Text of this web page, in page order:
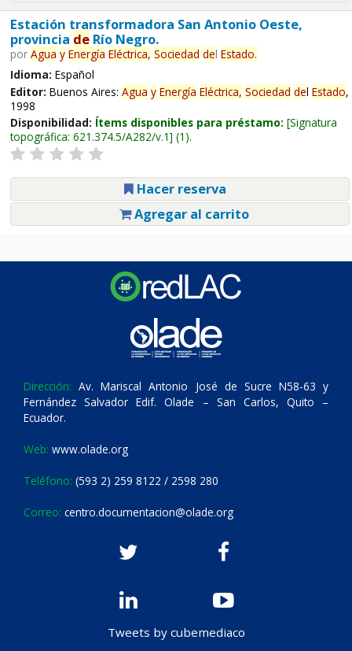
Estación transformadora San Antonio Oeste,
provincia deRío Negro.
por Agua y Energía Eléctrica, Sociedad del Estado.
Idioma: Español
Editor: Buenos Aires: Agua y Energía Eléctrica, Sociedad del Estado,
1998
Disponibilidad: Ítems disponibles para préstamo: Signatura
topográfica: 621.374.5/A282/v.1 (1).
Hacer reserva
Agregar al carrito
Dirección: Av. Mariscal Antonio José de Sucre N58-63 y
Fernández Salvador Edif. Olade – San Carlos, Quito –
Ecuador.
Web: www.olade.org
Teléfono: (593 2) 259 8122 / 2598 280
Correo: centro.documentacion@olade.org
Tweets by cubemediaco